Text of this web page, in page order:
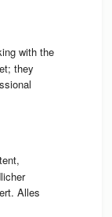
with the
they
Alles